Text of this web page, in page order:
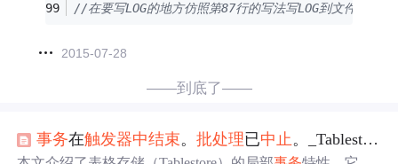
//在要写LOG的地方仿照第87行的写法写LOG到文件
2015-07-28
——到底了——
事务在触发器中结束。批处理已中止。_Tablestore入门手册--局部